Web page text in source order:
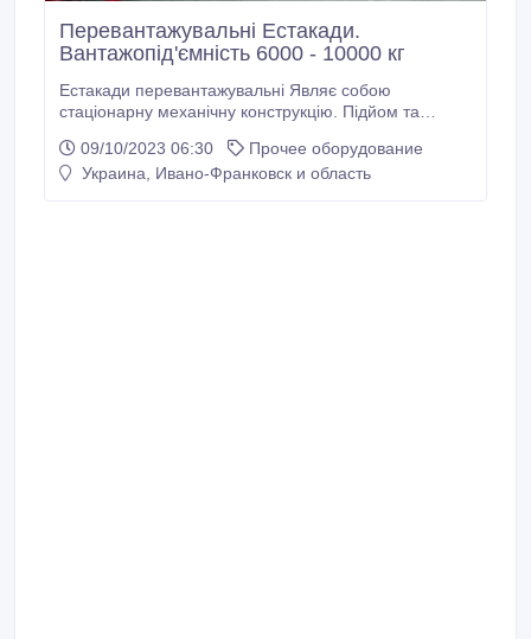
Перевантажувальні Естакади.
Вантажопід'ємність 6000 - 10000 кг
Естакади перевантажувальні Являє собою
стаціонарну механічну конструкцію. Підйом та
гвинтовими пристроями (домкратами). Призначена
для одночасної обробки від 2 до 10 напівпричепів
09/10/2023 06:30
Прочее оборудование
Украина, Ивано-Франковск и область